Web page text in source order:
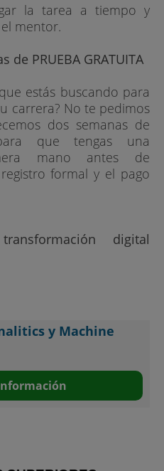
la tarea a tiempo y
mentor.
de PRUEBA GRATUITA
estás buscando para
carrera? No te pedimos
dos semanas de
para que tengas una
mano antes de
formal y el pago
digital
y Machine